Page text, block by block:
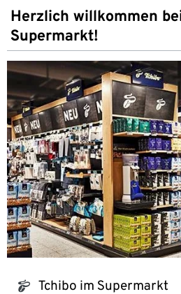
Herzlich willkommen
Supermarkt!
tchibo_logo Tchibo im Supermarkt